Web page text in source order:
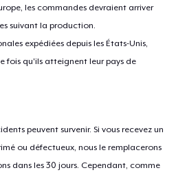
les commandes devraient arriver
suivant la production.
expédiées depuis les États-Unis,
fois qu'ils atteignent leur pays de
peuvent survenir. Si vous recevez un
ou défectueux, nous le remplacerons
dans les 30 jours. Cependant, comme